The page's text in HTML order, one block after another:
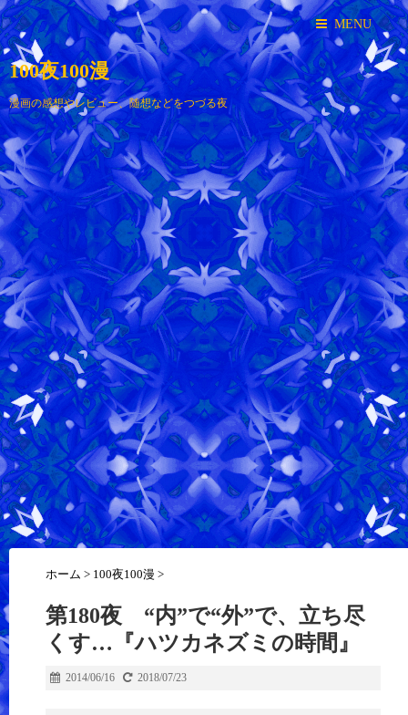
MENU
100夜100漫
漫画の感想やレビュー、随想などをつづる夜
ホーム > 100夜100漫 >
第180夜 “内”で“外”で、立ち尽
くす…『ハツカネズミの時間』
2014/06/16 2018/07/23